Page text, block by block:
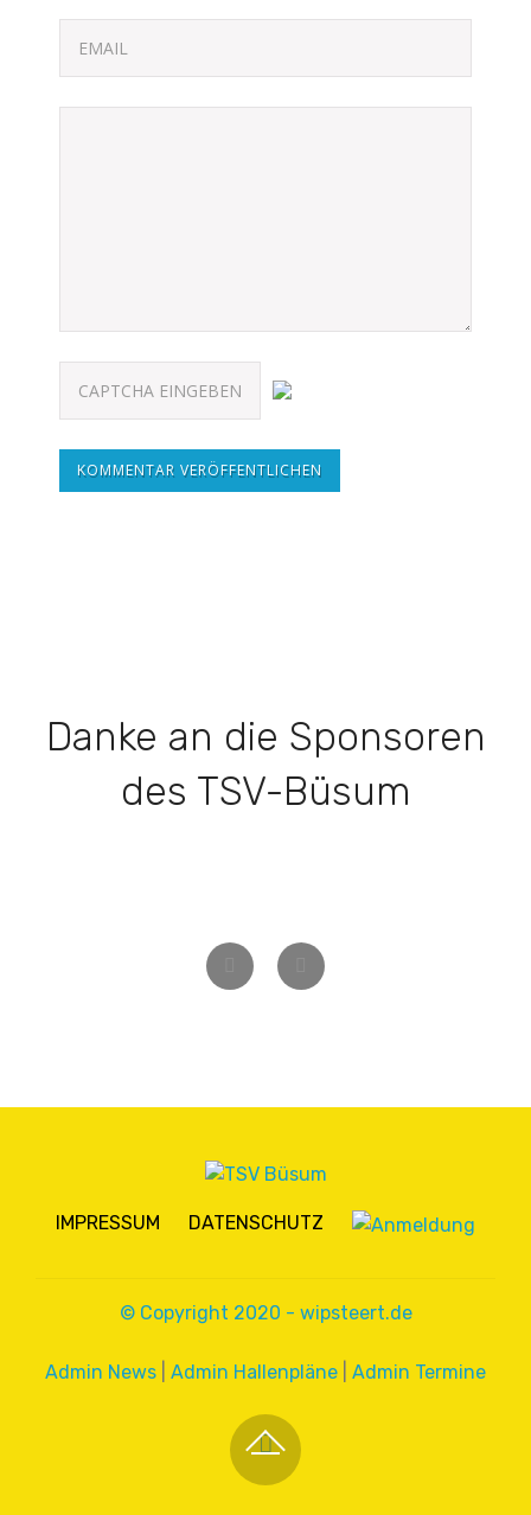
KOMMENTAR VERÖFFENTLICHEN
Danke an die Sponsoren
des TSV-Büsum
Zurück Weiter
IMPRESSUM DATENSCHUTZ
© Copyright 2020 - wipsteert.de
Admin News Admin Hallenpläne Admin Termine